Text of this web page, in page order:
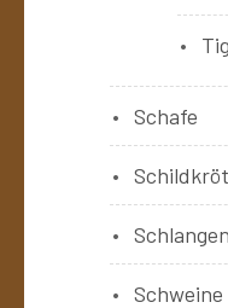
Schafe
Schlangen
Schweine